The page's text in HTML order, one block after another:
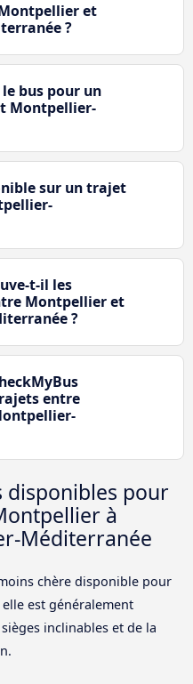
et
?
bus pour un
Montpellier-
sur un trajet
t-il les
Montpellier et
?
entre
disponibles pour
à
Méditerranée
chère disponible pour
est généralement
inclinables et de la